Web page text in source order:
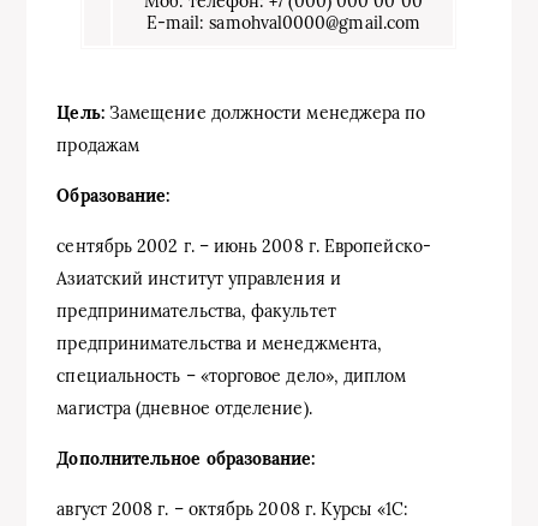
E-mail: samohval0000@gmail.com
Цель:Замещение должности менеджера по
продажам
Образование:
сентябрь 2002 г. – июнь 2008 г. Европейско-
Азиатский институт управления и
предпринимательства, факультет
предпринимательства и менеджмента,
специальность – «торговое дело», диплом
магистра (дневное отделение).
Дополнительное образование:
август 2008 г. – октябрь 2008 г. Курсы «1С: